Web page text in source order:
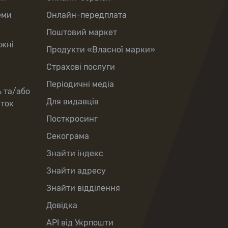
та/або
Онлайн-передплата
Поштовий маркет
Продукти «Власної марки»
Страхові послуги
Періодичні медіа
Для видавців
Посткросинг
Секограма
Знайти індекс
Знайти адресу
Знайти відділення
Довідка
API від Укрпошти